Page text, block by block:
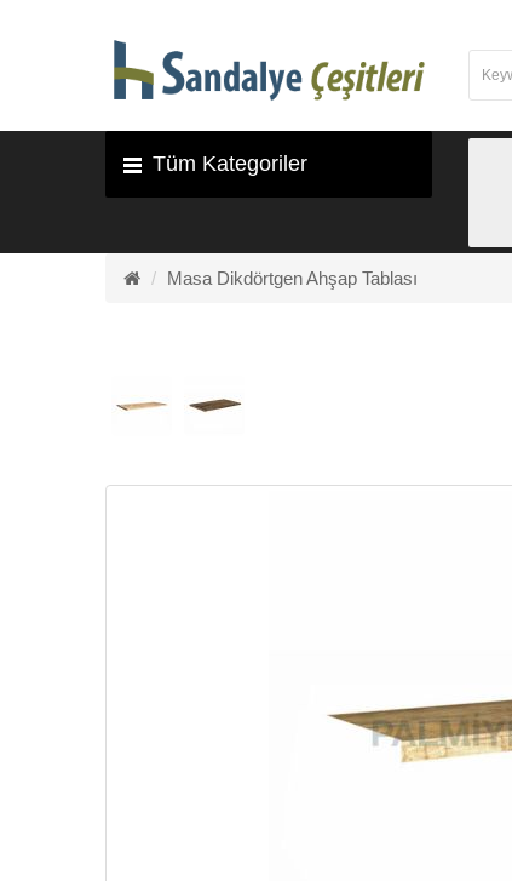
Tüm Kategoriler
Masa Dikdörtgen Ahşap Tablası